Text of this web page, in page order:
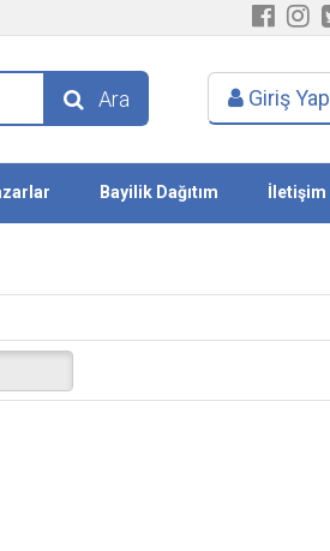
Ara Giriş Yap
Bayilik Dağıtım İletişim